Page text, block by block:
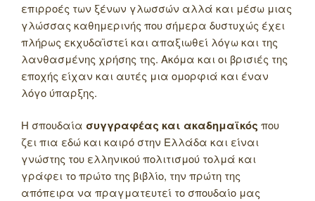
επιρροές των ξένων γλωσσών αλλά και μέσω μιας
γλώσσας καθημερινής που σήμερα δυστυχώς έχει
πλήρως εκχυδαϊστεί και απαξιωθεί λόγω και της
λανθασμένης χρήσης της. Ακόμα και οι βρισιές της
εποχής είχαν και αυτές μια ομορφιά και έναν
λόγο ύπαρξης.
Η σπουδαία συγγραφέας και ακαδημαϊκός που
ζει πια εδώ και καιρό στην Ελλάδα και είναι
γνώστης του ελληνικού πολιτισμού τολμά και
γράφει το πρώτο της βιβλίο, την πρώτη της
απόπειρα να πραγματευτεί το σπουδαίο μας